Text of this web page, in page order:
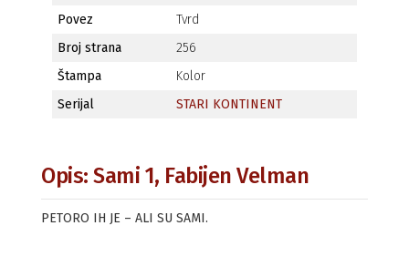
Povez
Tvrd
Broj strana
256
Štampa
Kolor
Serijal
STARI KONTINENT
Opis: Sami 1, Fabijen Velman
PETORO IH JE – ALI SU SAMI.